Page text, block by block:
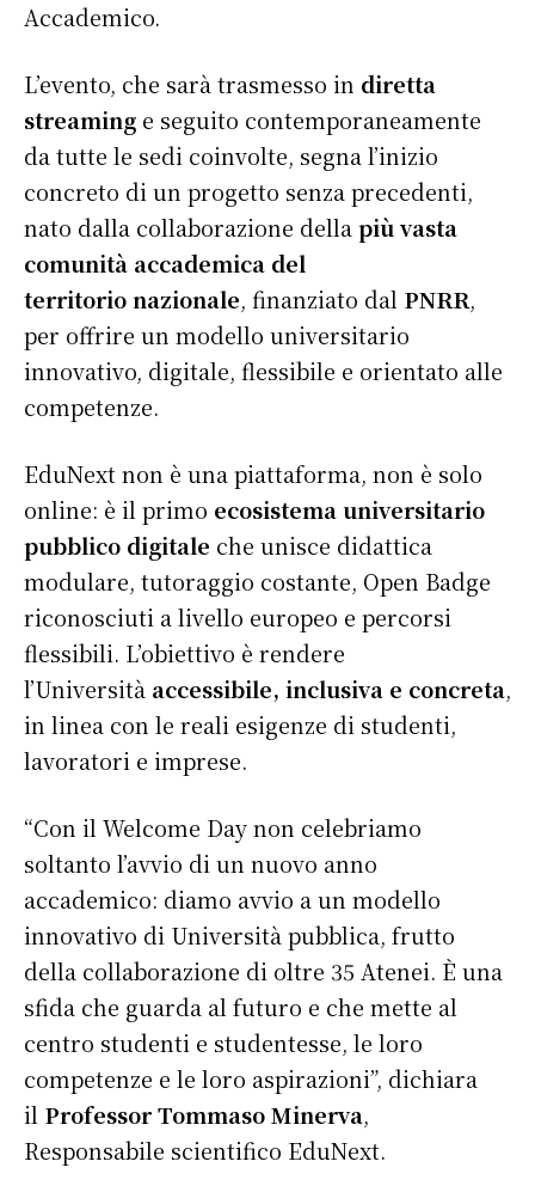
Accademico.
L’evento, che sarà trasmesso in diretta
streaming e seguito contemporaneamente
da tutte le sedi coinvolte, segna l’inizio
concreto di un progetto senza precedenti,
nato dalla collaborazione dellapiù vasta
comunità accademica del
territorionazionale, finanziato dal PNRR,
per offrire un modello universitario
innovativo, digitale, flessibile e orientato alle
competenze.
EduNext non è una piattaforma, non è solo
online: è il primo ecosistema universitario
pubblico digitale che unisce didattica
modulare, tutoraggio costante, Open Badge
riconosciuti a livello europeo e percorsi
flessibili. L’obiettivo è rendere
l’Università accessibile, inclusiva e concreta,
in linea con le reali esigenze di studenti,
lavoratori e imprese.
“Con il Welcome Day non celebriamo
soltanto l’avvio di un nuovo anno
accademico: diamo avvio a un modello
innovativo di Università pubblica, frutto
della collaborazione di oltre 35 Atenei. È una
sfida che guarda al futuro e che mette al
centro studenti e studentesse, le loro
competenze e le loro aspirazioni”, dichiara
il Professor Tommaso Minerva,
Responsabile scientifico EduNext.